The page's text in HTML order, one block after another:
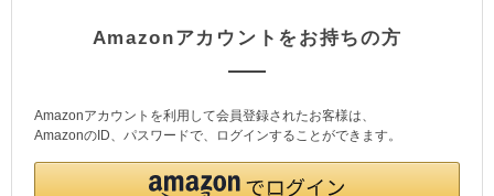
Amazonアカウントをお持ちの方
Amazonアカウントを利用して会員登録されたお客様は、
AmazonのID、パスワードで、ログインすることができます。